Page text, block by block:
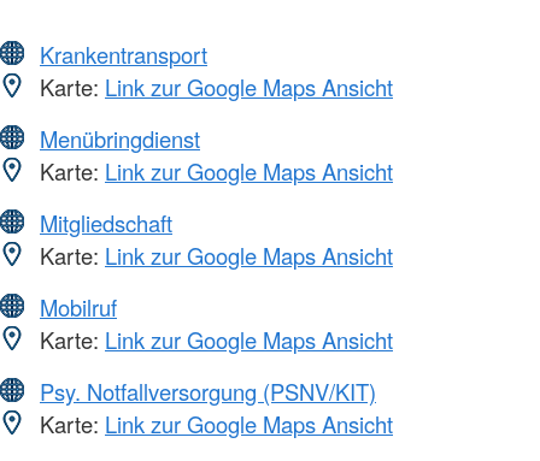
Krankentransport
Karte: Link zur Google Maps Ansicht
Menübringdienst
Karte: Link zur Google Maps Ansicht
Mitgliedschaft
Karte: Link zur Google Maps Ansicht
Mobilruf
Karte: Link zur Google Maps Ansicht
Psy. Notfallversorgung (PSNV/KIT)
Karte: Link zur Google Maps Ansicht